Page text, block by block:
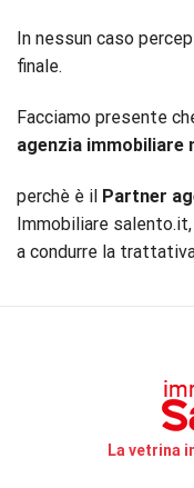
In nessun caso
finale.
Facciamo presente
agenzia immobiliare
perchè è il Partner
Immobiliare
a condurre la
La vetrina